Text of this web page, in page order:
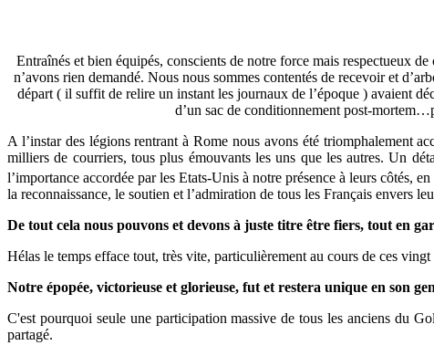
Entraînés et bien équipés, conscients de notre force mais respectueux
n’avons rien demandé. Nous nous sommes contentés de recevoir et
départ ( il suffit de relire un instant les journaux de l’époque ) avaient
d’un sac de conditionnement post-
A l’instar des légions rentrant à Rome nous avons été triomphalement
milliers de courriers, tous plus émouvants les uns que les autres. Un
l’importance accordée par les Etats-Unis à notre présence à leurs côtés,
la reconnaissance, le soutien et l’admiration de tous les Français envers
De tout cela nous pouvons et devons à juste titre être fiers, tout en
Hélas le temps efface tout, très vite, particulièrement au cours de ces
Notre épopée, victorieuse et glorieuse, fut et restera unique en son
C'est pourquoi seule une participation massive de tous les anciens du
partagé.